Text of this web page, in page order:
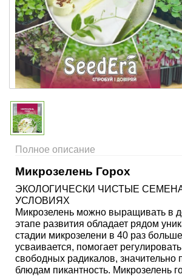
Полное описание
Микрозелень Горох
ЭКОЛОГИЧЕСКИ ЧИСТЫЕ
УСЛОВИЯХ
Микрозелень можно выращивать в
этапе развития обладает рядом
стадии микрозелени в 40 раз
усваивается, помогает
свободных радикалов, значительно
блюдам пикантность. Микрозелень